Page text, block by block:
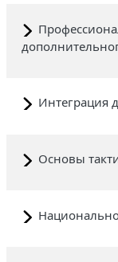
Интеграция
Основы